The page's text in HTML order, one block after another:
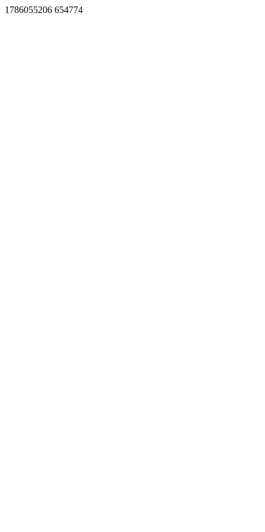
1786055206 654774